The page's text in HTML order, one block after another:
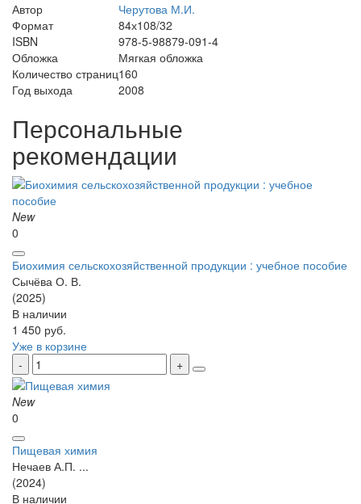
Автор
Черутова М.И.
Формат
84х108/32
ISBN
978-5-98879-091-4
Обложка
Мягкая обложка
Количество страниц160
Год выхода
2008
Персональные
рекомендации
New
0
Биохимия сельскохозяйственной продукции : учебное пособие
Сычёва О. В.
(2025)
В наличии
1 450 руб.
Уже в корзине
New
0
Пищевая химия
Нечаев А.П. ...
(2024)
В наличии